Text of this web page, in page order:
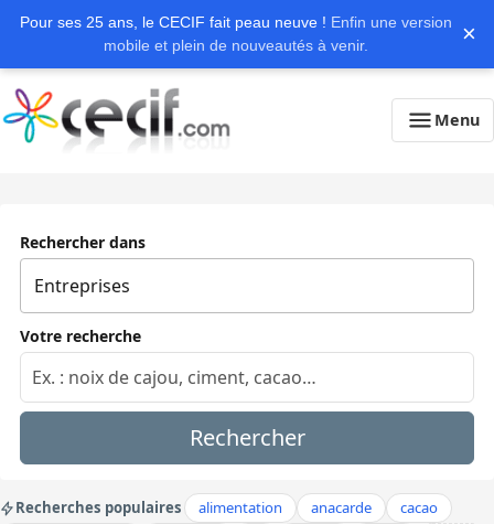
Pour ses 25 ans, le CECIF fait peau neuve ! Enfin une version
mobile et plein de nouveautés à venir.
×
Menu
Rechercher dans
Votre recherche
Rechercher
Recherches populaires alimentation anacarde
cacao